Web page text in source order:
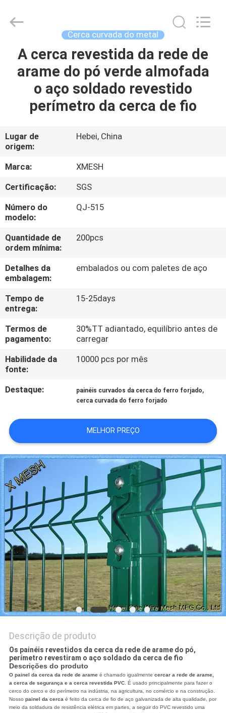
CASA
PRODUTOS
SOBRE
NÓS
EXCURSÃO
DA
FÁBRICA
CONTROLE
DA
QUALIDADE
CONTACTE-
NOS
UMAS
CITAÇÕES
MAPA
DO
SITE
PRIVACY
POLICY
Mesh
MFG
Reserved.
Cerca curvada do metal
A cerca revestida da rede de
arame do pó verde almofada
o aço soldado revestido
perímetro da cerca de fio
Lugar de
origem:
Hebei, China
Marca:
XMESH
Certificação:
SGS
Número do
modelo:
QJ-515
Quantidade de
ordem mínima:
200pcs
Detalhes da
embalagem:
embalados ou com paletes de aço
Tempo de
entrega:
15-25days
Termos de
pagamento:
30%TT adiantado, equilíbrio antes de
carregar
Habilidade da
fonte:
10000 pcs por mês
Destaque: painéis curvados da cerca do ferro forjado,
cerca curvada do ferro forjado
MELHOR PREÇO
Descrição de produto
Os painéis revestidos da cerca da rede de arame do pó,
perímetro revestiram o aço soldado da cerca de fio
Descrições do produto
O painel da cerca da rede de arameé chamado igualmente cercar a rede de arame,
a cerca de segurança e a cerca revestida PVC. É usado principalmente para fazer o
cerco do cerco e do perímetro na indústria, na agricultura, no comércio e na construção.
Nosso painel da cercaé feito da cerca de fio de aço galvanizada de alta qualidade, por
meio da soldadura de resistência elétrica em partes, a seguir do PVC revestido uma